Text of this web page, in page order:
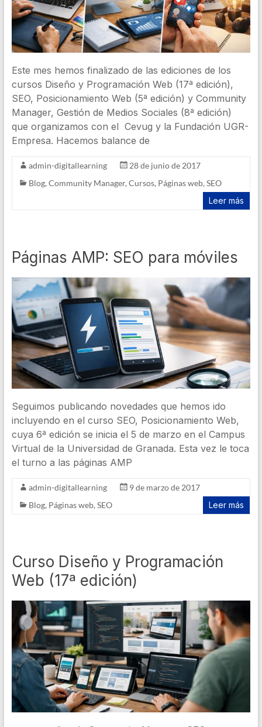
Este mes hemos finalizado de las ediciones de los
cursos Diseño y Programación Web (17ª edición),
SEO, Posicionamiento Web (5ª edición) y Community
Manager, Gestión de Medios Sociales (8ª edición)
que organizamos con el Cevug y la Fundación UGR-
Empresa. Hacemos balance de
admin-digitallearning
28 de junio de 2017
Blog, Community Manager, Cursos, Páginas web, SEO
Leer más
Páginas AMP: SEO para móviles
Seguimos publicando novedades que hemos ido
incluyendo en el curso SEO, Posicionamiento Web,
cuya 6ª edición se inicia el 5 de marzo en el Campus
Virtual de la Universidad de Granada. Esta vez le toca
el turno a las páginas AMP
admin-digitallearning
9 de marzo de 2017
Blog, Páginas web,SEO Leer más
Curso Diseño y Programación
Web (17ª edición)